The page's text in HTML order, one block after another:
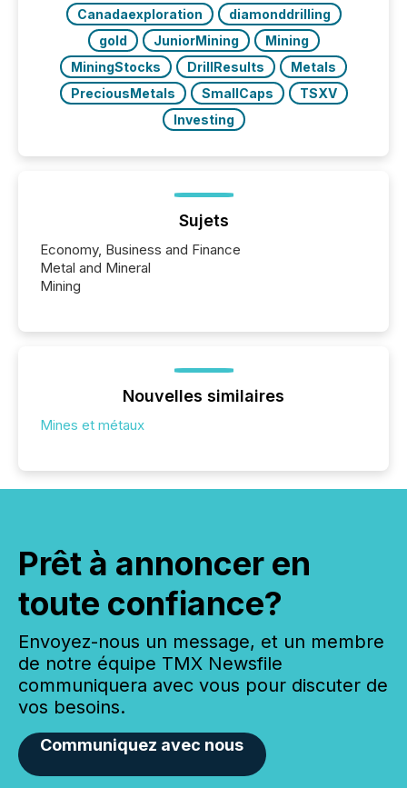
Canadaexploration
diamonddrilling
gold
JuniorMining
Mining
MiningStocks
DrillResults
Metals
PreciousMetals
SmallCaps
TSXV
Investing
Sujets
Economy, Business and Finance
Metal and Mineral
Mining
Nouvelles similaires
Mines et métaux
Prêt à annoncer en
toute confiance?
Envoyez-nous un message, et un membre
de notre équipe TMX Newsfile
communiquera avec vous pour discuter de
vos besoins.
Communiquez avec nous